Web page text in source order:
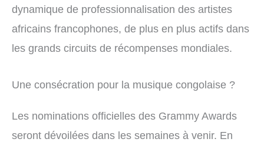
dynamique de professionnalisation des artistes
africains francophones, de plus en plus actifs dans
les grands circuits de récompenses mondiales.
Une consécration pour la musique congolaise ?
Les nominations officielles des Grammy Awards
seront dévoilées dans les semaines à venir. En